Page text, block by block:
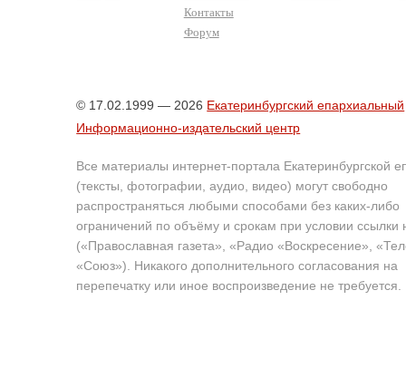
Контакты
Форум
© 17.02.1999 — 2026 Екатеринбургский епархиальный
Информационно-издательский центр
Все материалы интернет-портала Екатеринбургской
(тексты, фотографии, аудио, видео) могут свободно
распространяться любыми способами без каких-либо
ограничений по объёму и срокам при условии ссылки
(«Православная газета», «Радио «Воскресение»,
«Союз»). Никакого дополнительного согласования на
перепечатку или иное воспроизведение не требуется.